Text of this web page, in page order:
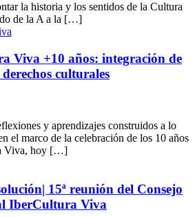
la historia y los sentidos de la Cultura
de la A a la […]
Viva +10 años: integración de
culturales
y aprendizajes construidos a lo
el marco de la celebración de los 10 años
Viva, hoy […]
15ª reunión del Consejo
IberCultura Viva